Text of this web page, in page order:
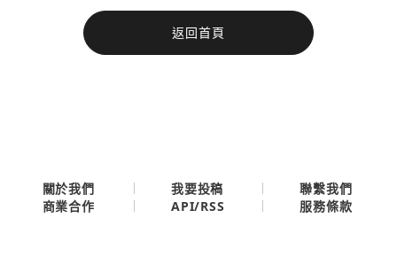
返回首頁
今日熱門
今日熱門
關於我們 我要投稿
聯繫我們
商業合作
API/RSS 服務條款